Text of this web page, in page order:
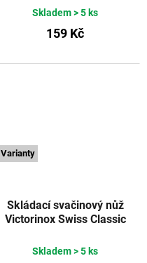
červenýVICTORINOX
Skladem> 5 ks
159 Kč
Varianty
Skládací svačinový nůž
Victorinox Swiss Classic
žlutýVICTORINOX
Skladem> 5 ks